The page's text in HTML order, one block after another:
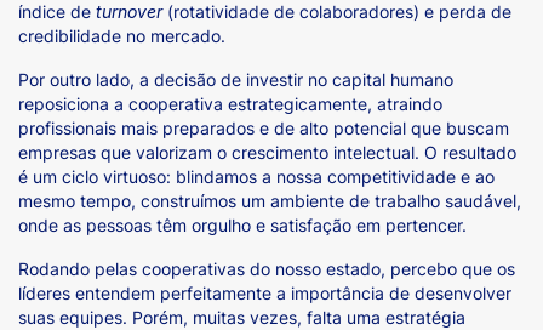
índice de turnover(rotatividade de colaboradores) e perda de
credibilidade no mercado.
Por outro lado, a decisão de investir no capital humano
reposiciona a cooperativa estrategicamente, atraindo
profissionais mais preparados e de alto potencial que buscam
empresas que valorizam o crescimento intelectual. O resultado
é um ciclo virtuoso: blindamos a nossa competitividade e ao
mesmo tempo, construímos um ambiente de trabalho saudável,
onde as pessoas têm orgulho e satisfação em pertencer.
Rodando pelas cooperativas do nosso estado, percebo que os
líderes entendem perfeitamente a importância de desenvolver
suas equipes. Porém, muitas vezes, falta uma estratégia